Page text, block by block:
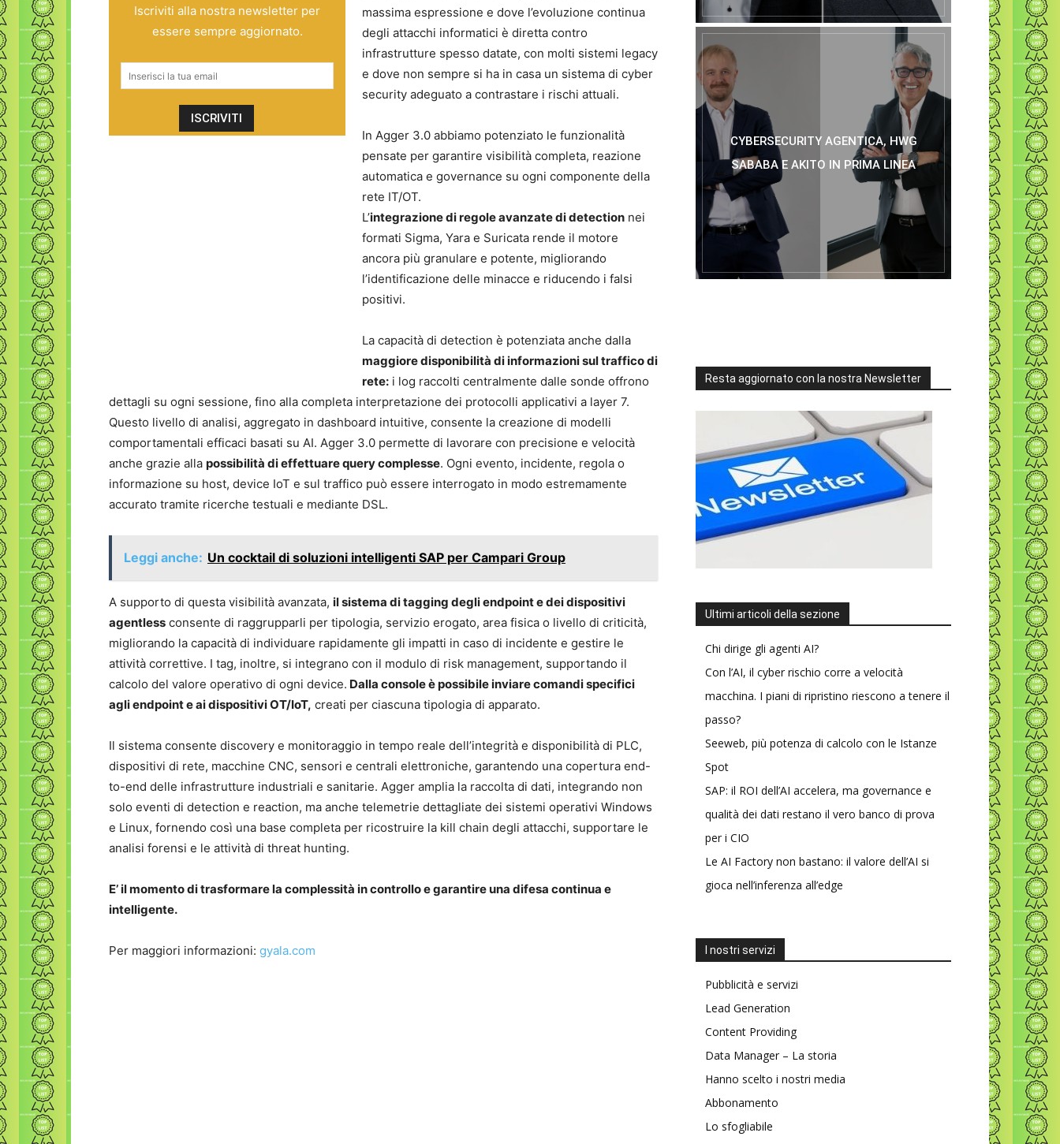
Iscriviti alla nostra newsletter per
essere sempre aggiornato.
massima espressione e dove l’evoluzione continua
degli attacchi informatici è diretta contro
infrastrutture spesso datate, con molti sistemi legacy
e dove non sempre si ha in casa un sistema di cyber
security adeguato a contrastare i rischi attuali.
In Agger 3.0 abbiamo potenziato le funzionalità
pensate per garantire visibilità completa, reazione
automatica e governance su ogni componente della
rete IT/OT.
L’integrazione di regole avanzate di detection nei
formati Sigma, Yara e Suricata rende il motore
ancora più granulare e potente, migliorando
l’identificazione delle minacce e riducendo i falsi
positivi.
La capacità di detection è potenziata anche dalla
maggiore disponibilità di informazioni sul traffico di
rete: i log raccolti centralmente dalle sonde offrono
dettagli su ogni sessione, fino alla completa interpretazione dei protocolli applicativi a layer 7.
Questo livello di analisi, aggregato in dashboard intuitive, consente la creazione di modelli
comportamentali efficaci basati su AI. Agger 3.0 permette di lavorare con precisione e velocità
anche grazie alla possibilità di effettuare query complesse. Ogni evento, incidente, regola o
informazione su host, device IoT e sul traffico può essere interrogato in modo estremamente
accurato tramite ricerche testuali e mediante DSL.
Leggi anche: Un cocktail di soluzioni intelligenti SAP per Campari Group
A supporto di questa visibilità avanzata, il sistema di tagging degli endpoint e dei dispositivi
agentless consente di raggrupparli per tipologia, servizio erogato, area fisica o livello di criticità,
migliorando la capacità di individuare rapidamente gli impatti in caso di incidente e gestire le
attività correttive. I tag, inoltre, si integrano con il modulo di risk management, supportando il
calcolo del valore operativo di ogni device. Dalla console è possibile inviare comandi specifici
agli endpoint e ai dispositivi OT/IoT, creati per ciascuna tipologia di apparato.
Il sistema consente discovery e monitoraggio in tempo reale dell’integrità e disponibilità di PLC,
dispositivi di rete, macchine CNC, sensori e centrali elettroniche, garantendo una copertura end-
to-end delle infrastrutture industriali e sanitarie. Agger amplia la raccolta di dati, integrando non
solo eventi di detection e reaction, ma anche telemetrie dettagliate dei sistemi operativi Windows
e Linux, fornendo così una base completa per ricostruire la kill chain degli attacchi, supportare le
analisi forensi e le attività di threat hunting.
E’ il momento di trasformare la complessità in controllo e garantire una difesa continua e
intelligente.
Per maggiori informazioni: gyala.com
CYBERSECURITY AGENTICA, HWG
SABABA E AKITO IN PRIMA LINEA
Resta aggiornato con la nostra Newsletter
Ultimi articoli della sezione
Chi dirige gli agenti AI?
Con l’AI, il cyber rischio corre a velocità
macchina. I piani di ripristino riescono a tenere il
passo?
Seeweb, più potenza di calcolo con le Istanze
Spot
SAP: il ROI dell’AI accelera, ma governance e
qualità dei dati restano il vero banco di prova
per i CIO
Le AI Factory non bastano: il valore dell’AI si
gioca nell’inferenza all’edge
I nostri servizi
Pubblicità e servizi
Lead Generation
Content Providing
Data Manager – La storia
Hanno scelto i nostri media
Abbonamento
Lo sfogliabile